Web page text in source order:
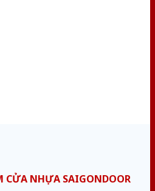
CỬA NHỰA SAIGONDOOR